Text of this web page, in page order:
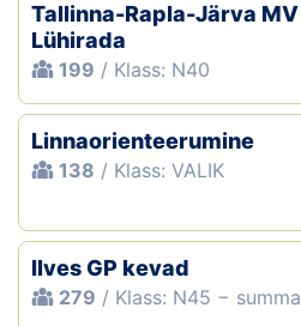
Tallinna-Rapla-Järva MV
Lühirada
199 / Klass: N40
Linnaorienteerumine
138 / Klass: VALIK
Ilves GP kevad
279 / Klass: N45 − summa